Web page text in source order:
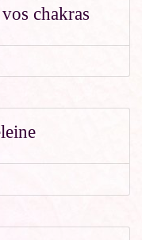
chakras